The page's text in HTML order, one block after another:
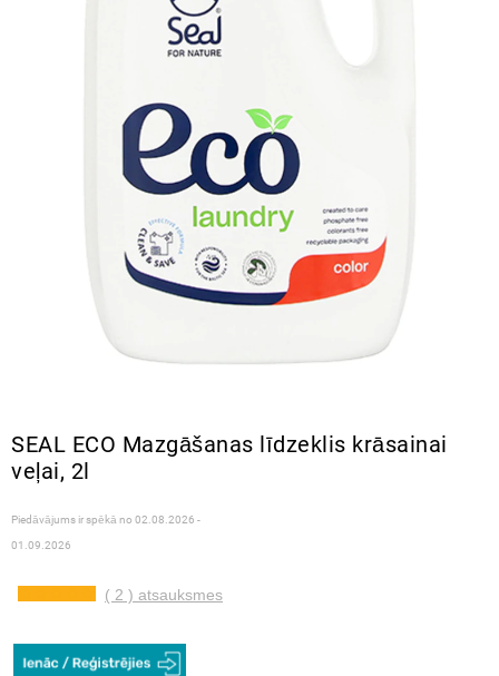
SEAL ECO Mazgāšanas līdzeklis krāsainai
veļai, 2l
Piedāvājums ir spēkā no 02.08.2026 -
01.09.2026
( 2 ) atsauksmes